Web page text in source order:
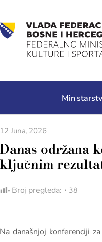
12 Juna, 2026
Danas održana
ključnim
Broj pregleda: 38
Na današnjoj konferenciji